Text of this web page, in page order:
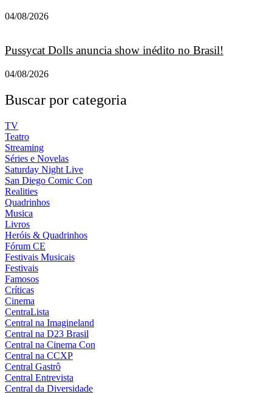
04/08/2026
Pussycat Dolls anuncia show inédito no Brasil!
04/08/2026
Buscar por categoria
TV
Teatro
Streaming
Séries e Novelas
Saturday Night Live
San Diego Comic Con
Realities
Quadrinhos
Musica
Livros
Heróis & Quadrinhos
Fórum CE
Festivais Musicais
Festivais
Famosos
Críticas
Cinema
CentraLista
Central na Imagineland
Central na D23 Brasil
Central na Cinema Con
Central na CCXP
Central Gastrô
Central Entrevista
Central da Diversidade